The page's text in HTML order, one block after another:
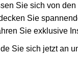
Sie sich von
Sie
Sie exklusive
Sie sich jetzt an